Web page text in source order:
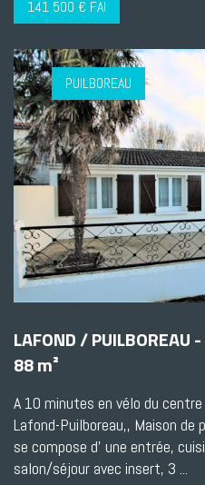
141 500 € FAI
PUILBOREAU
LAFOND / PUILBOREAU
88 m²
A 10 minutes en vélo du
Lafond-Puilboreau,, Maison de
se compose d' une entrée,
salon/séjour avec insert, 3 ...